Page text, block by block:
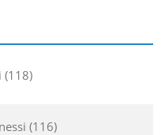
118
116